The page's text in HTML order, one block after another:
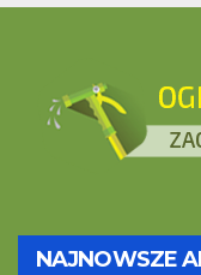
NAJNOWSZE